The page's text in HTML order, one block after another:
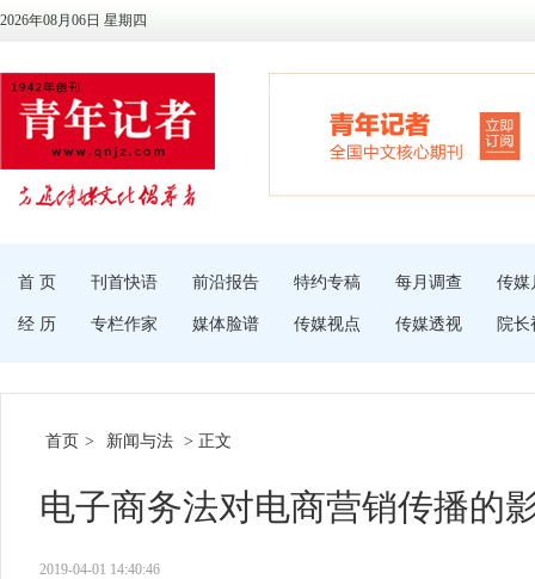
2026年08月06日 星期四
首 页 刊首快语 前沿报告 特约专稿 每月调查 传媒
经 历 专栏作家 媒体脸谱 传媒视点 传媒透视 院长
首页 > 新闻与法 > 正文
电子商务法对电商营销传播的
2019-04-01 14:40:46